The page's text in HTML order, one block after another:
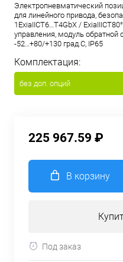
Электропневматический
для линейного привода,
1ExiaIICT6…T4GbX /
управления, модуль обратной
-52…+80/+130 град.С, IP65
Комплектация:
без доп. опций
225 967.59 ₽
В корзину
Под заказ